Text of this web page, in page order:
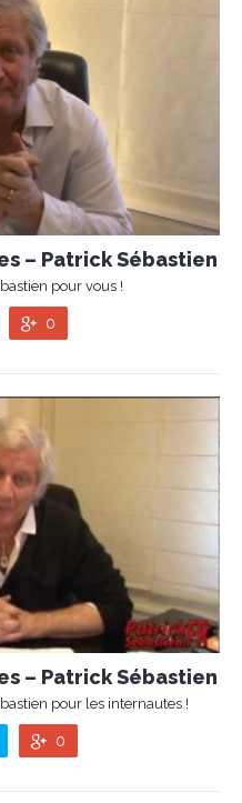
– Patrick Sébastien
pour vous !
0
– Patrick Sébastien
pour les internautes !
0